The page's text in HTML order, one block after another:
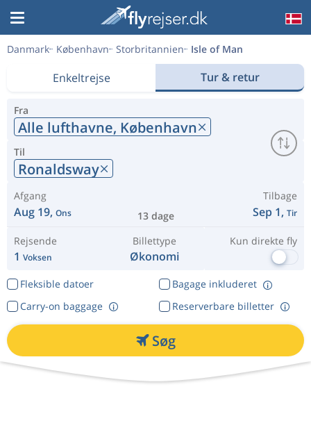
Danmark København Storbritannien Isle of Man
Enkeltrejse Tur & retur
Fra
Alle lufthavne, København
Til
Ronaldsway
Afgang
Aug 19, Ons 13 dage
Tilbage
Sep 1, Tir
Rejsende
1 Voksen
Billettype
Økonomi
Kun direkte fly
Fleksible datoer
Bagage inkluderet
Reserverbare billetter
Carry-on baggage
Søg